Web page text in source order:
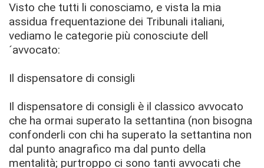
Visto che tutti li conosciamo, e vista la mia
assidua frequentazione dei Tribunali italiani,
vediamo le categorie più conosciute dell
´avvocato:
Il dispensatore di consigli
Il dispensatore di consigli è il classico avvocato
che ha ormai superato la settantina (non bisogna
confonderli con chi ha superato la settantina non
dal punto anagrafico ma dal punto della
mentalità; purtroppo ci sono tanti avvocati che